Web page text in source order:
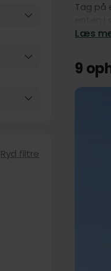
Ryd filtre
Tag på
Læs
9